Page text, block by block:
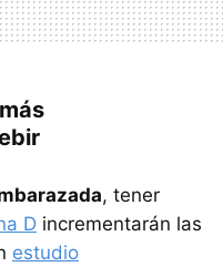
, tener
D incrementarán las
estudio